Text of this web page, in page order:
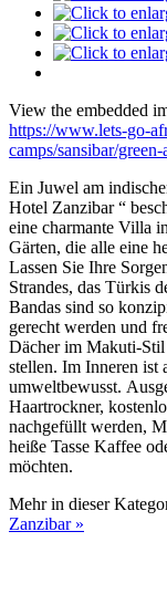
View the embedded
https://www.lets-go-
camps/sansibar/
Ein Juwel am
Hotel Zanzibar “
eine charmante Villa
Gärten, die alle eine
Lassen Sie Ihre
Strandes, das Türkis
Bandas sind so
gerecht werden und
Dächer im Makuti-Stil
stellen. Im Inneren ist
umweltbewusst.
Haartrockner,
nachgefüllt werden,
heiße Tasse Kaffee
möchten.
Mehr in dieser
Zanzibar »